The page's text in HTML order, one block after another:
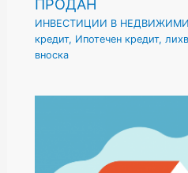
ПРОДАН
ИНВЕСТИЦИИ В
кредит, Ипотечен кредит,
вноска